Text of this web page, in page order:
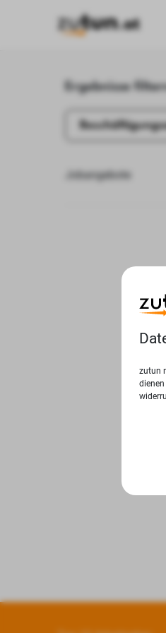
Ergebnisse
Jobangebote
zutun